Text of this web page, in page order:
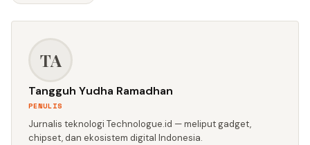
TA
Tangguh Yudha Ramadhan
PENULIS
Jurnalis teknologi Technologue.id — meliput gadget,
chipset, dan ekosistem digital Indonesia.